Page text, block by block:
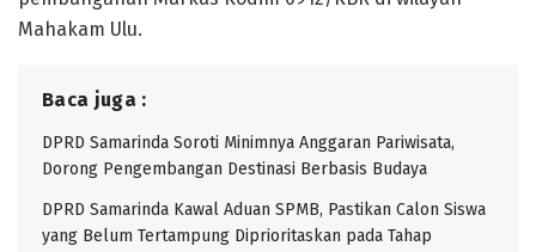
Mahakam Ulu.
Baca juga :
DPRD Samarinda Soroti Minimnya Anggaran Pariwisata,
Dorong Pengembangan Destinasi Berbasis Budaya
DPRD Samarinda Kawal Aduan SPMB, Pastikan Calon Siswa
yang Belum Tertampung Diprioritaskan pada Tahap